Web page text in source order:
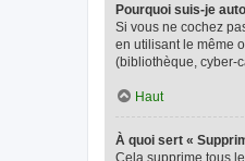
Pourquoi suis-je
Si vous ne cochez
en utilisant le même
(bibliothèque, cyber-
Haut
À quoi sert «
Cela supprime tous